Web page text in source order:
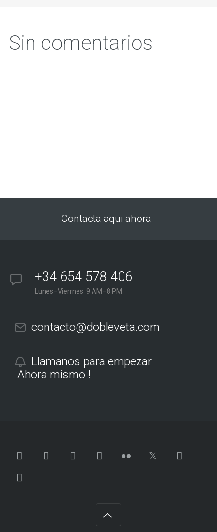
Sin comentarios
Contacta aqui ahora
+34 654 578 406
Lunes–Vierrnes 9 AM–8 PM
contacto@dobleveta.com
Llamanos para empezar
Ahora mismo !